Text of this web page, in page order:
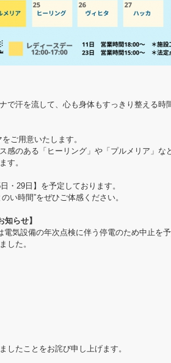
で汗を流して、心も身体もすっきり整える時
ご用意いたします。
感のある「ヒーリング」や「プルメリア」な
す。
・29日】を予定しております。
い時間”をぜひご体感ください。
らせ】
気設備の年次点検に伴う停電のため中止を
した。
したことをお詫び申し上げます。